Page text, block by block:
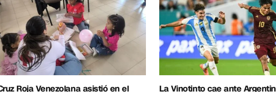
Roja Venezolana asistió en el La Vinotinto cae ante